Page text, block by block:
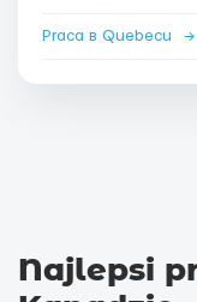
Praca в Quebecu →
Najlepsi